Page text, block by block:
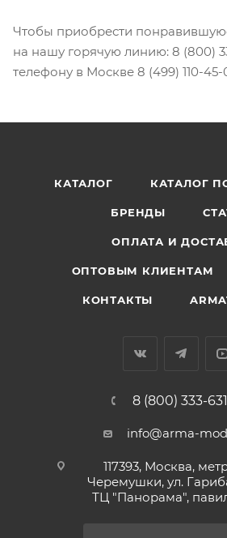
Чтобы приобрести
на нашу горячую линию: 8 (800)
телефону в Москве 8 (499) 110-45-
КАТАЛОГ КАТАЛОГ
БРЕНДЫ
ОПЛАТА И
ОПТОВЫМ КЛИЕНТАМ
КОНТАКТЫ
8 (800) 333-
info@arma-
117393, Москва,
Черемушки, ул.
ТЦ "Панорама",